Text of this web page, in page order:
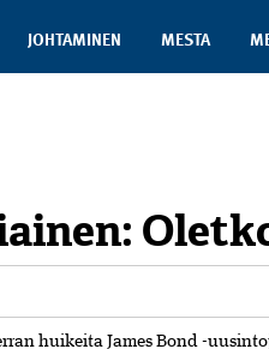
JOHTAMINEN MESTA
huikeita James Bond -